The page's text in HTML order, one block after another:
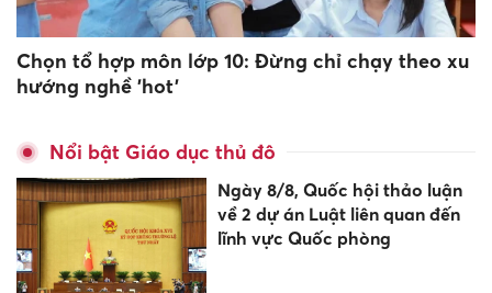
Chọn tổ hợp môn lớp 10: Đừng chỉ chạy theo xu
hướng nghề 'hot'
Nổi bật Giáo dục thủ đô
Ngày 8/8, Quốc hội thảo luận
về 2 dự án Luật liên quan đến
lĩnh vực Quốc phòng